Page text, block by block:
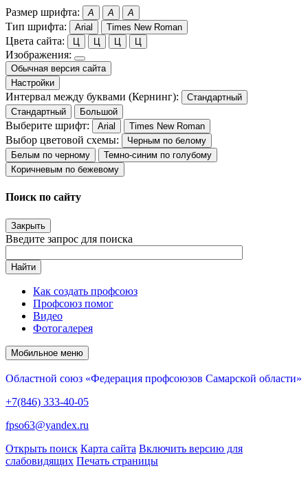
Размер шрифта: A A A
Тип шрифта: Arial Times New Roman
Цвета сайта: Ц Ц Ц Ц
Изображения:
Обычная версия сайта
Настройки
Интервал между буквами (Кернинг):
Стандартный
Стандартный
Большой
Выберите шрифт: Arial Times New Roman
Выбор цветовой схемы:
Черным по белому
Белым по черному
Темно-синим по голубому
Коричневым по бежевому
Поиск по сайту
Закрыть
Введите запрос для поиска
Найти
Как создать профсоюз
Профсоюз помог
Видео
Фотогалерея
Мобильное меню
Областной союз «Федерация профсоюзов Самарской области»
+7(846) 333-40-05
fpso63@yandex.ru
Открыть поиск Карта сайта Включить версию для
слабовидящих Печать страницы